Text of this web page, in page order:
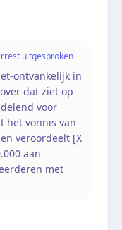
uitgesproken
ontvankelijk in
dat ziet op
voor
het vonnis van
veroordeelt [X
aan
met